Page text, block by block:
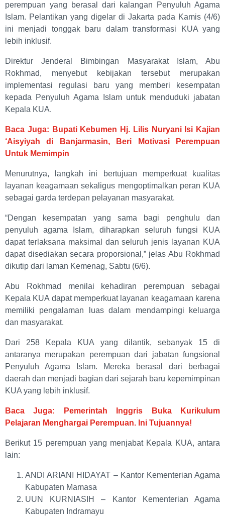
perempuan yang berasal dari kalangan Penyuluh Agama
Islam. Pelantikan yang digelar di Jakarta pada Kamis (4/6)
ini menjadi tonggak baru dalam transformasi KUA yang
lebih inklusif.
Direktur Jenderal Bimbingan Masyarakat Islam, Abu
Rokhmad, menyebut kebijakan tersebut merupakan
implementasi regulasi baru yang memberi kesempatan
kepada Penyuluh Agama Islam untuk menduduki jabatan
Kepala KUA.
Baca Juga: Bupati Kebumen Hj. Lilis Nuryani Isi Kajian
‘Aisyiyah di Banjarmasin, Beri Motivasi Perempuan
Untuk Memimpin
Menurutnya, langkah ini bertujuan memperkuat kualitas
layanan keagamaan sekaligus mengoptimalkan peran KUA
sebagai garda terdepan pelayanan masyarakat.
“Dengan kesempatan yang sama bagi penghulu dan
penyuluh agama Islam, diharapkan seluruh fungsi KUA
dapat terlaksana maksimal dan seluruh jenis layanan KUA
dapat disediakan secara proporsional,” jelas Abu Rokhmad
dikutip dari laman Kemenag, Sabtu (6/6).
Abu Rokhmad menilai kehadiran perempuan sebagai
Kepala KUA dapat memperkuat layanan keagamaan karena
memiliki pengalaman luas dalam mendampingi keluarga
dan masyarakat.
Dari 258 Kepala KUA yang dilantik, sebanyak 15 di
antaranya merupakan perempuan dari jabatan fungsional
Penyuluh Agama Islam. Mereka berasal dari berbagai
daerah dan menjadi bagian dari sejarah baru kepemimpinan
KUA yang lebih inklusif.
Baca Juga: Pemerintah Inggris Buka Kurikulum
Pelajaran Menghargai Perempuan. Ini Tujuannya!
Berikut 15 perempuan yang menjabat Kepala KUA, antara
lain:
ANDI ARIANI HIDAYAT – Kantor Kementerian Agama
Kabupaten Mamasa
UUN KURNIASIH – Kantor Kementerian Agama
Kabupaten Indramayu